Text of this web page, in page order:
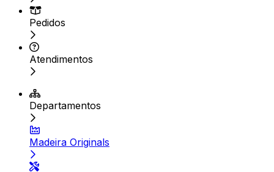
Pedidos
Atendimentos
Departamentos
Madeira Originals